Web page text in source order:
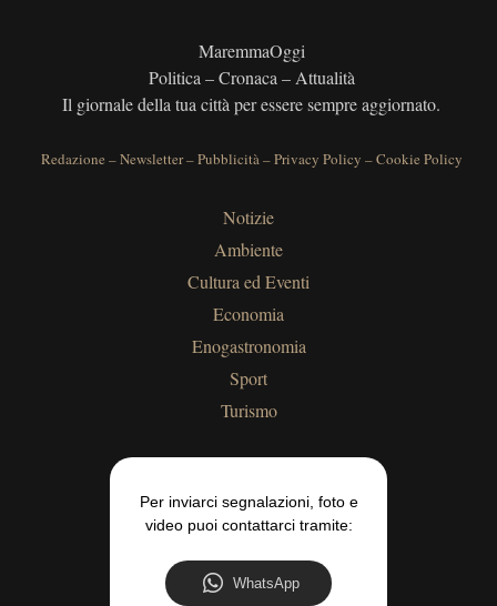
MaremmaOggi
Politica – Cronaca – Attualità
Il giornale della tua città per essere sempre aggiornato.
Redazione –Newsletter–Pubblicità–Privacy Policy –Cookie Policy
Notizie
Ambiente
Cultura ed Eventi
Economia
Enogastronomia
Sport
Turismo
Per inviarci segnalazioni, foto e
video puoi contattarci tramite:
WhatsApp